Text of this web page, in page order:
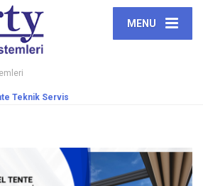
MENU
Teknik Servis